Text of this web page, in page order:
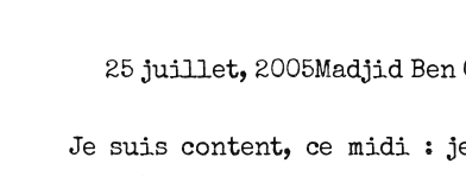
25 juillet, 2005Madjid
Je suis content, ce midi :